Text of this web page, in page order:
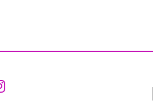
ao Facebook da
Aceder ao Instagram